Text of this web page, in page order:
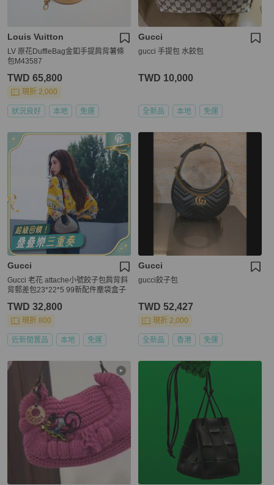
Louis Vuitton
LV 原花DuffleBag金釦手提肩背薯條
包M43587
TWD 65,800
現折 2,000
狀況良好 本地 免運
Gucci
gucci 手提包 水餃包
TWD 10,000
全新品 本地 免運
Gucci
Gucci 老花 attache小號餃子包肩背斜
背郵差包23*22*5 99新配件塵袋盒子
TWD 32,800
現折 800
近新閒置品 本地 免運
Gucci
gucci餃子包
TWD 52,427
現折 2,000
全新品 香港 免運